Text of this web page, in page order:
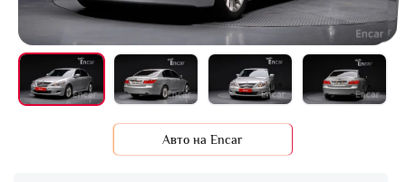
Авто на Encar